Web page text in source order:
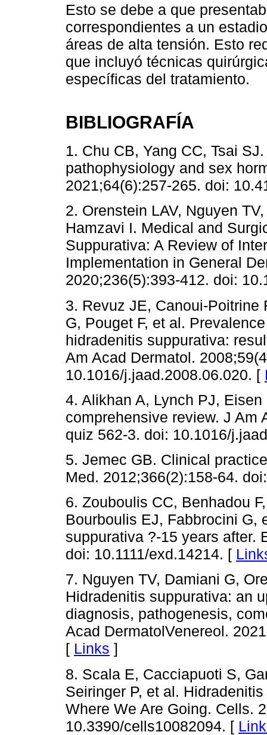
Esto se debe a que
correspondientes a un
áreas de alta tensión. Esto
que incluyó técnicas
específicas del tratamiento.
BIBLIOGRAFÍA
1. Chu CB, Yang CC, Tsai
pathophysiology and sex
2021;64(6):257-265. doi:
2. Orenstein LAV, Nguyen
Hamzavi I. Medical and
Suppurativa: A Review of
Implementation in General
2020;236(5):393-412. doi:
3. Revuz JE, Canoui-Poitrine
G, Pouget F, et al.
hidradenitis suppurativa:
Am Acad Dermatol.
10.1016/j.jaad.2008.06.020. [
4. Alikhan A, Lynch PJ,
comprehensive review. J Am
quiz 562-3. doi: 10.1016/
5. Jemec GB. Clinical
Med. 2012;366(2):158-64.
6. Zouboulis CC, Benhadou
Bourboulis EJ, Fabbrocini G,
suppurativa ?-15 years after.
doi: 10.1111/exd.14214. [
7. Nguyen TV, Damiani G,
Hidradenitis suppurativa: an
diagnosis, pathogenesis,
Acad DermatolVenereol.
[ Links ]
8. Scala E, Cacciapuoti S,
Seiringer P, et al.
Where We Are Going. Cells.
10.3390/cells10082094. [